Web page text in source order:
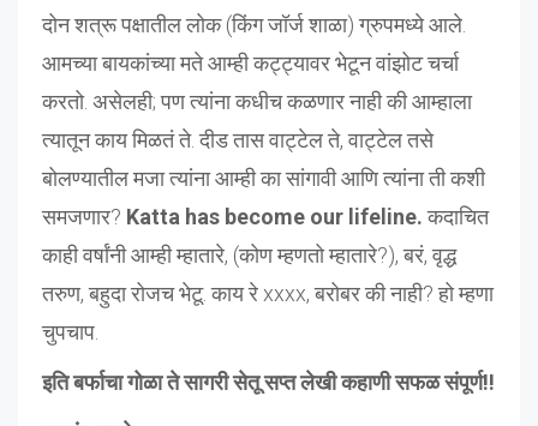
दोन शत्रू पक्षातील लोक (किंग जॉर्ज शाळा) ग्रुपमध्ये आले.
आमच्या बायकांच्या मते आम्ही कट्ट्यावर भेटून वांझोट चर्चा
करतो. असेलही; पण त्यांना कधीच कळणार नाही की आम्हाला
त्यातून काय मिळतं ते. दीड तास वाट्टेल ते, वाट्टेल तसे
बोलण्यातील मजा त्यांना आम्ही का सांगावी आणि त्यांना ती कशी
समजणार? Katta has become our lifeline.कदाचित
काही वर्षांनी आम्ही म्हातारे, (कोण म्हणतो म्हातारे?), बरं, वृद्ध
तरुण, बहुदा रोजच भेटू. काय रे xxxx, बरोबर की नाही? हो म्हणा
चुपचाप.
इति बर्फाचा गोळा ते सागरी सेतू सप्त लेखी कहाणी सफळ संपूर्ण!!